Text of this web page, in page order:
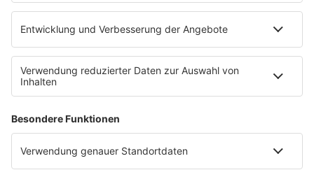
barba radio App
Impressum
Datenschutz Facebook & Instagram
Datenschutzeinstellungen
Clubbedingungen
Werbung schalten
Waffel-Werbepartner
80s80s.de
90s90s.de